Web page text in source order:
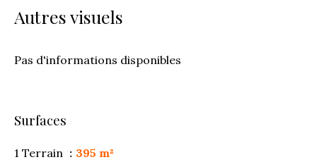
Autres visuels
Pas d'informations disponibles
Surfaces
1 Terrain
395 m²